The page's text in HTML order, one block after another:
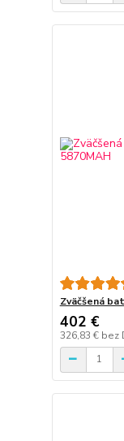
Zväčšená
402 €
326,83 € bez